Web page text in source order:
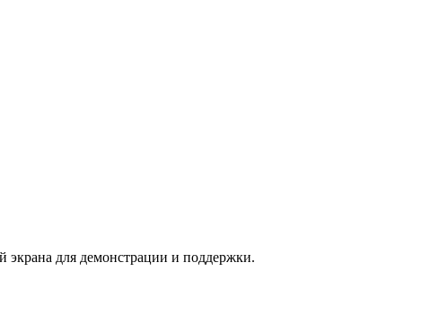
экрана для демонстрации и поддержки.